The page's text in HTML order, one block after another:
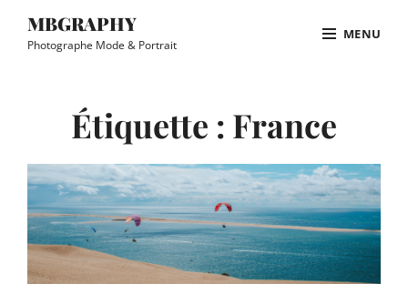
MBGRAPHY
Photographe Mode & Portrait
MENU
Étiquette : France